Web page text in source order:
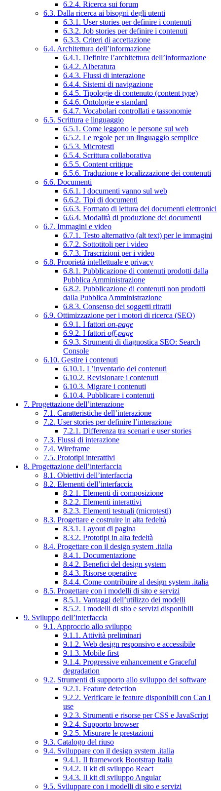
6.2.4. Ricerca sui forum
6.3. Dalla ricerca ai bisogni degli utenti
6.3.1. User stories per definire i contenuti
6.3.2. Job stories per definire i contenuti
6.3.3. Criteri di accettazione
6.4. Architettura dell’informazione
6.4.1. Definire l’architettura dell’informazione
6.4.2. Alberatura
6.4.3. Flussi di interazione
6.4.4. Sistemi di navigazione
6.4.5. Tipologie di contenuto (content type)
6.4.6. Ontologie e standard
6.4.7. Vocabolari controllati e tassonomie
6.5. Scrittura e linguaggio
6.5.1. Come leggono le persone sul web
6.5.2. Le regole per un linguaggio semplice
6.5.3. Microtesti
6.5.4. Scrittura collaborativa
6.5.5. Content critique
6.5.6. Traduzione e localizzazione dei contenuti
6.6. Documenti
6.6.1. I documenti vanno sul web
6.6.2. Tipi di documenti
6.6.3. Formato di lettura dei documenti elettronici
6.6.4. Modalità di produzione dei documenti
6.7. Immagini e video
6.7.1. Testo alternativo (alt text) per le immagini
6.7.2. Sottotitoli per i video
6.7.3. Trascrizioni per i video
6.8. Proprietà intellettuale e privacy
6.8.1. Pubblicazione di contenuti prodotti dalla
Pubblica Amministrazione
6.8.2. Pubblicazione di contenuti non prodotti
dalla Pubblica Amministrazione
6.8.3. Consenso dei soggetti ritratti
6.9. Ottimizzazione per i motori di ricerca (SEO)
6.9.1. I fattori on-page
6.9.2. I fattori off-page
6.9.3. Strumenti di diagnostica SEO: Search
Console
6.10. Gestire i contenuti
6.10.1. L’inventario dei contenuti
6.10.2. Revisionare i contenuti
6.10.3. Migrare i contenuti
6.10.4. Pubblicare i contenuti
7. Progettazione dell’interazione
7.1. Caratteristiche dell’interazione
7.2. User stories per definire l’interazione
7.2.1. Differenza tra scenari e user stories
7.3. Flussi di interazione
7.4. Wireframe
7.5. Prototipi interattivi
8. Progettazione dell’interfaccia
8.1. Obiettivi dell’interfaccia
8.2. Elementi dell’interfaccia
8.2.1. Elementi di composizione
8.2.2. Elementi interattivi
8.2.3. Elementi testuali (microtesti)
8.3. Progettare e costruire in alta fedeltà
8.3.1. Layout di pagina
8.3.2. Prototipi in alta fedeltà
8.4. Progettare con il design system .italia
8.4.1. Documentazione
8.4.2. Benefici del design system
8.4.3. Risorse operative
8.4.4. Come contribuire al design system .italia
8.5. Progettare con i modelli di sito e servizi
8.5.1. Vantaggi dell’utilizzo dei modelli
8.5.2. I modelli di sito e servizi disponibili
9. Sviluppo dell’interfaccia
9.1. Approccio allo sviluppo
9.1.1. Attività preliminari
9.1.2. Web design responsivo e accessibile
9.1.3. Mobile first
9.1.4. Progressive enhancement e Graceful
degradation
9.2. Strumenti di supporto allo sviluppo del software
9.2.1. Feature detection
9.2.2. Verificare le feature disponibili con Can I
use
9.2.3. Strumenti e risorse per CSS e JavaScript
9.2.4. Supporto browser
9.2.5. Misurare le prestazioni
9.3. Catalogo del riuso
9.4. Sviluppare con il design system .italia
9.4.1. Il framework Bootstrap Italia
9.4.2. Il kit di sviluppo React
9.4.3. Il kit di sviluppo Angular
9.5. Sviluppare con i modelli di sito e servizi